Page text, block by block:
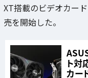
XT搭載のビデオカー
売を開始した。